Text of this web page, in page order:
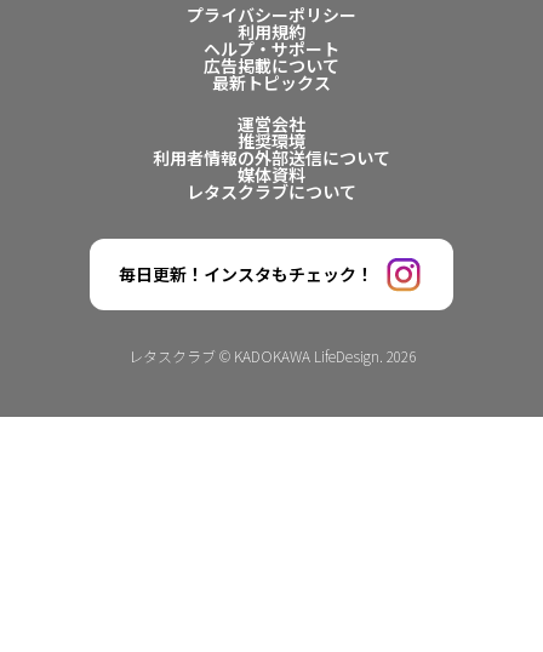
プライバシーポリシー
利用規約
ヘルプ・サポート
広告掲載について
最新トピックス
運営会社
推奨環境
利用者情報の外部送信について
媒体資料
レタスクラブについて
毎日更新！インスタもチェック！
レタスクラブ © KADOKAWA LifeDesign. 2026